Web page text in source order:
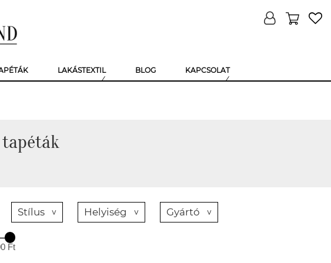
LAKÁSTEXTIL BLOG KAPCSOLAT
Stílus Helyiség Gyártó
Ft